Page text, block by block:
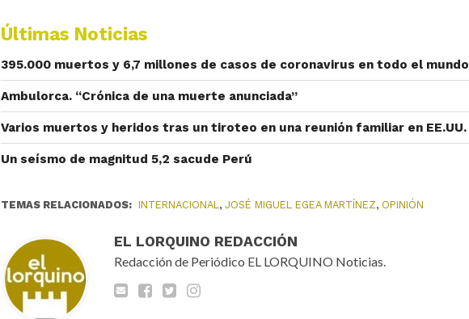
Últimas Noticias
395.000 muertos y 6,7 millones de casos de coronavirus en todo el mundo
Ambulorca. “Crónica de una muerte anunciada”
Varios muertos y heridos tras un tiroteo en una reunión familiar en EE.UU.
Un seísmo de magnitud 5,2 sacude Perú
TEMAS RELACIONADOS: INTERNACIONAL,JOSÉ MIGUEL EGEA MARTÍNEZ, OPINIÓN
EL LORQUINO REDACCIÓN
Redacción de Periódico EL LORQUINO Noticias.